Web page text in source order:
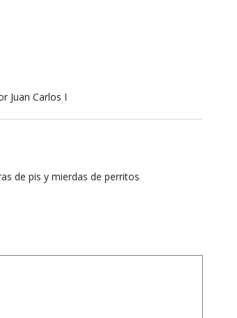
Juan Carlos I
de pis y mierdas de perritos